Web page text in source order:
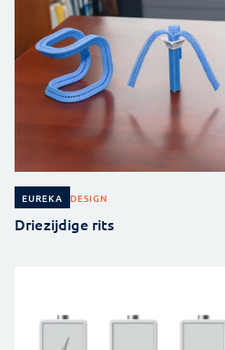
EUREKA DESIGN
Driezijdige rits